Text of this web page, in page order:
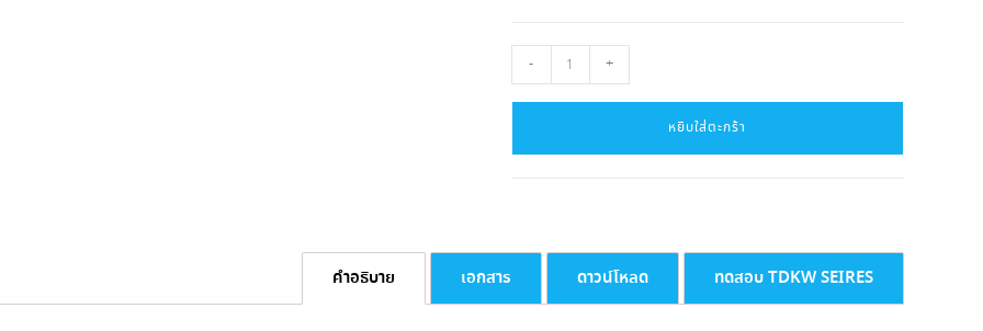
HawkEye
ThaiID
อ่าน
ประหยัด
สำหรับ
- +
หยิบใส่ตะกร้า
คำอธิบาย เอกสาร ดาวน์โหลด ทดสอบ TDKW SEIRES